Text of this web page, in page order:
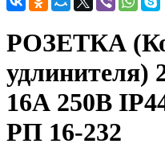
РОЗЕТКА
16А 250В
РП 16-232